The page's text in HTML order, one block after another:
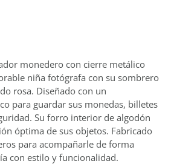
monedero con cierre metálico
niña fotógrafa con su sombrero
rosa. Diseñado con un
para guardar sus monedas, billetes
Su forro interior de algodón
óptima de sus objetos. Fabricado
para acompañarle de forma
con estilo y funcionalidad.